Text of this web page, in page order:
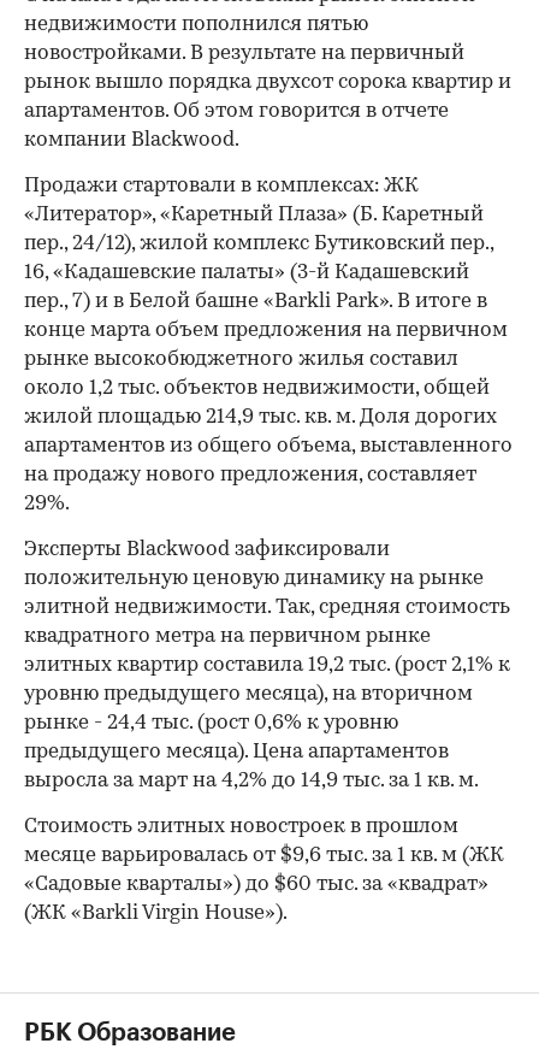
недвижимости пополнился пятью
новостройками. В результате на первичный
рынок вышло порядка двухсот сорока квартир и
апартаментов. Об этом говорится в отчете
компании Blackwood.
Продажи стартовали в комплексах: ЖК
«Литератор», «Каретный Плаза» (Б. Каретный
пер., 24/12), жилой комплекс Бутиковский пер.,
16, «Кадашевские палаты» (3-й Кадашевский
пер., 7) и в Белой башне «Barkli Park». В итоге в
конце марта объем предложения на первичном
рынке высокобюджетного жилья составил
около 1,2 тыс. объектов недвижимости, общей
жилой площадью 214,9 тыс. кв. м. Доля дорогих
апартаментов из общего объема, выставленного
на продажу нового предложения, составляет
29%.
Эксперты Blackwood зафиксировали
положительную ценовую динамику на рынке
элитной недвижимости. Так, средняя стоимость
квадратного метра на первичном рынке
элитных квартир составила 19,2 тыс. (рост 2,1% к
уровню предыдущего месяца), на вторичном
рынке - 24,4 тыс. (рост 0,6% к уровню
предыдущего месяца). Цена апартаментов
выросла за март на 4,2% до 14,9 тыс. за 1 кв. м.
Стоимость элитных новостроек в прошлом
месяце варьировалась от $9,6 тыс. за 1 кв. м (ЖК
«Садовые кварталы») до $60 тыс. за «квадрат»
(ЖК «Barkli Virgin House»).
РБК Образование